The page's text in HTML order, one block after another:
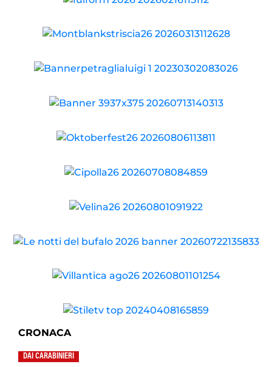
CRONACA
DAI CARABINIERI